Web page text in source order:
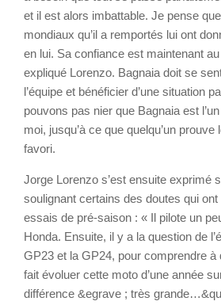
et il est alors imbattable. Je pense
mondiaux qu’il a remportés lui ont
en lui. Sa confiance est maintenant
expliqué Lorenzo. Bagnaia doit se
l’équipe et bénéficier d’une situation
pouvons pas nier que Bagnaia est
moi, jusqu’à ce que quelqu’un
favori.
Jorge Lorenzo s’est ensuite exprimé
soulignant certains des doutes qui
essais de pré-saison : « Il pilote un
Honda. Ensuite, il y a la question de
GP23 et la GP24, pour comprendre à
fait évoluer cette moto d’une année
différence &egrave ; très